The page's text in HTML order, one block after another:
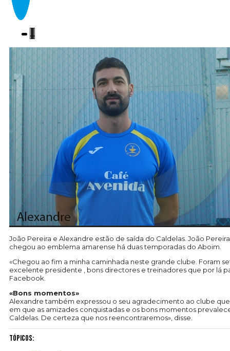
João Pereira e Alexandre estão de saída do Caldelas. João
chegou ao emblema amarense há duas temporadas do Aboim.
«Chegou ao fim a minha caminhada neste grande clube. Foram
excelente presidente , bons directores e treinadores que por lá
Facebook.
«Bons momentos»
Alexandre também expressou o seu agradecimento ao clube
em que as amizades conquistadas e os bons momentos
Caldelas. De certeza que nos reencontraremos», disse.
Tópicos: